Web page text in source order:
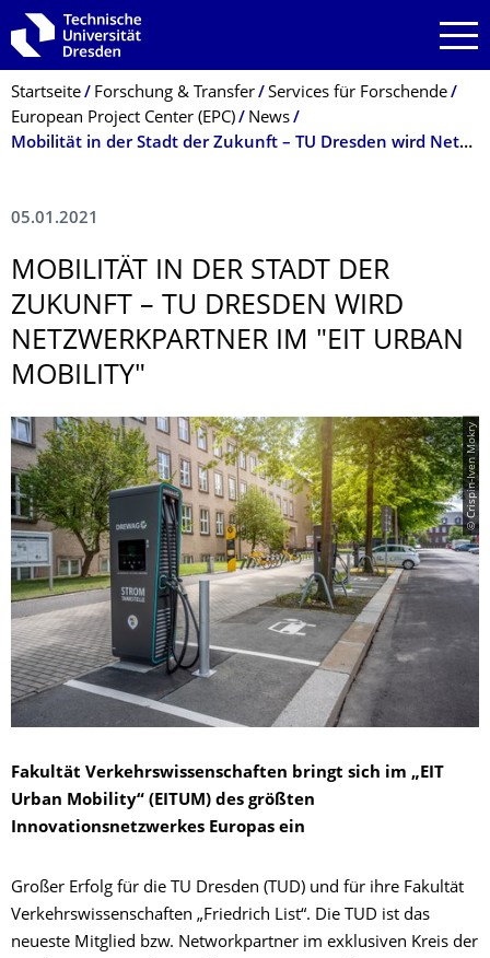
Zur Hauptnavigation springen
Zur Suche springen
Zum Inhalt springen
Breadcrumb-Menü
Startseite Forschung & Transfer
Services für Forschende
European Project Center (EPC)
News
Mobilität in der Stadt der Zukunft – TU Dresden wird Netzwerkpartner
05.01.2021
MOBILITÄT IN DER STADT DER
ZUKUNFT – TU DRESDEN WIRD
NETZWERKPARTNER IM "EIT URBAN
MOBILITY"
© Crispin-Iven Mokry
Fakultät Verkehrswissenschaften bringt sich im „EIT
Urban Mobility“ (EITUM) des größten
Innovationsnetzwerkes Europas ein
Großer Erfolg für die TU Dresden (TUD) und für ihre Fakultät
Verkehrswissenschaften „Friedrich List“. Die TUD ist das
neueste Mitglied bzw. Networkpartner im exklusiven Kreis der